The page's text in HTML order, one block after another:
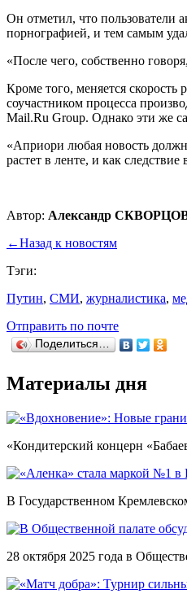
Он отметил, что пользователи
порнографией, и тем самым
«После чего, собственно
Кроме того, меняется
соучастником процесса
Mail.Ru Group. Однако эти же
«Априори любая новость
растет в ленте, и как
Автор: Александр
←Назад к новостям
Тэги:
Путин, СМИ, журналистика,
Отправить по почте
Поделиться…
Материалы дня
«Кондитерский концерн
В Государственном
28 октября 2025 года в